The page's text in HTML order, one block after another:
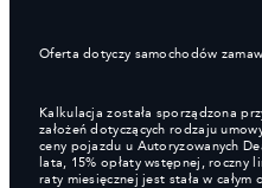
Oferta dotyczy samochodów
Kalkulacja została sporządzona
założeń dotyczących rodzaju
ceny pojazdu u Autoryzowanych
lata, 15% opłaty wstępnej, roczny
raty miesięcznej jest stała w